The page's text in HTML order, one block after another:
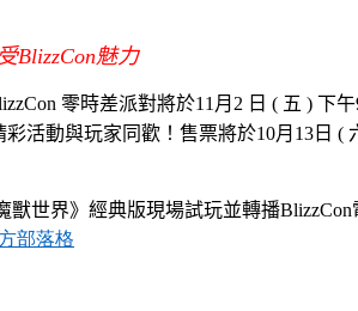
BlizzCon魅力
零時差派對將於11月 2 日 ( 五 ) 下午
活動與玩家同歡！售票將於10月 13 日 (
獸世界》經典版現場試玩並轉播BlizzCon
部落格